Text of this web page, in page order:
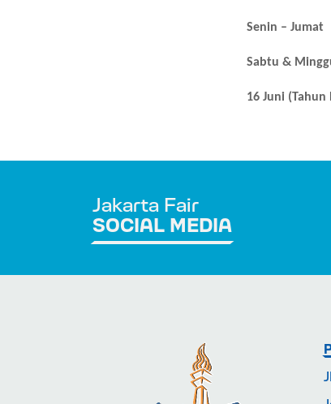
Senin – Jumat
Sabtu &
16 Juni (Tahun
Jakarta Fair
SOCIAL MEDIA